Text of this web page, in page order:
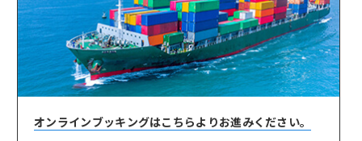
オンラインブッキングはこちらよりお進みください。